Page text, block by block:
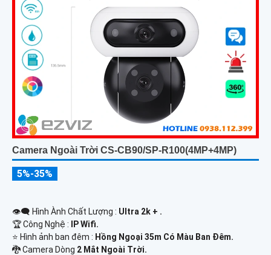
Camera Ngoài Trời CS-CB90/SP-R100(4MP+4MP)
5%-35%
👁️‍🗨 Hình Ành Chất Lượng : Ultra 2k + .
🏆 Công Nghệ :
IP Wifi.
⭐ Hình ảnh ban đêm : Hồng Ngoại 35m Có Màu Ban Ðêm.
🐉️ Camera Dòng 2 Mắt Ngoài Trời.